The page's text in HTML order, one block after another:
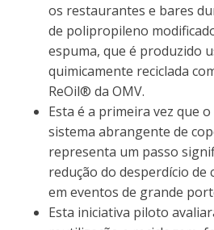
os restaurantes e bares
de polipropileno
espuma, que é produzido
quimicamente reciclada
ReOil® da OMV.
Esta é a primeira vez que
sistema abrangente de
representa um passo
redução do desperdício de
em eventos de grande
Esta iniciativa piloto